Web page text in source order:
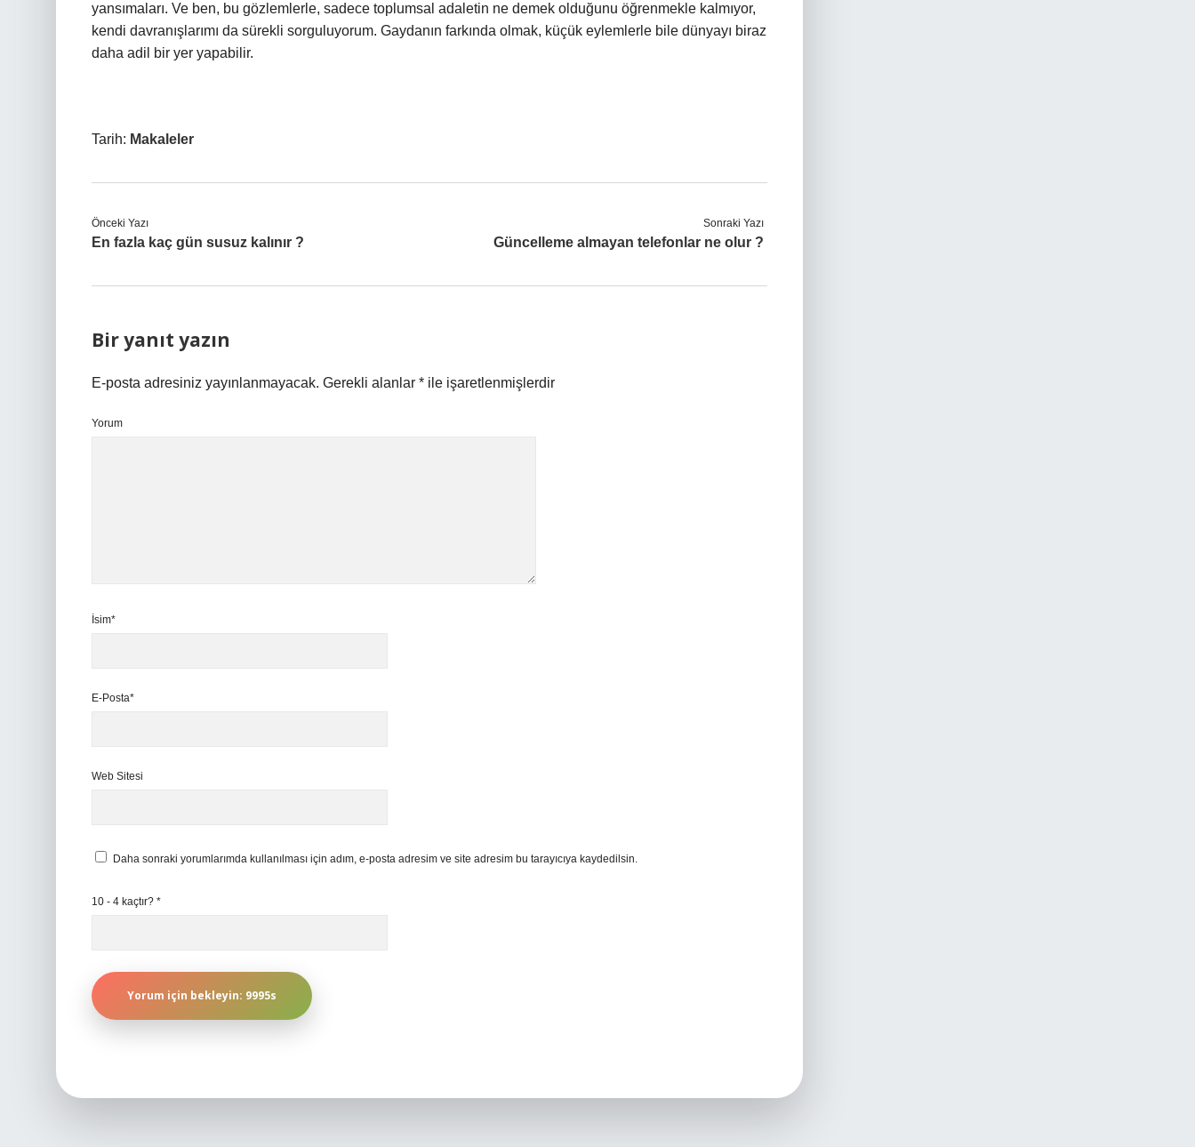
yansımaları. Ve ben, bu gözlemlerle, sadece toplumsal adaletin ne demek olduğunu öğrenmekle kalmıyor,
kendi davranışlarımı da sürekli sorguluyorum. Gaydanın farkında olmak, küçük eylemlerle bile dünyayı biraz
daha adil bir yer yapabilir.
Tarih: Makaleler
Önceki Yazı
En fazla kaç gün susuz kalınır ?
Sonraki Yazı
Güncelleme almayan telefonlar ne olur ?
Bir yanıt yazın
E-posta adresiniz yayınlanmayacak. Gerekli alanlar * ile işaretlenmişlerdir
Yorum
İsim*
E-Posta*
Web Sitesi
Daha sonraki yorumlarımda kullanılması için adım, e-posta adresim ve site adresim bu tarayıcıya kaydedilsin.
10 - 4 kaçtır? *